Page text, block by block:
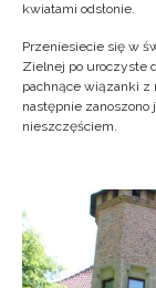
kwiatami odsłonie.
Przeniesiecie się w
Zielnej po uroczyste
pachnące wiązanki z
następnie zanoszono
nieszczęściem.